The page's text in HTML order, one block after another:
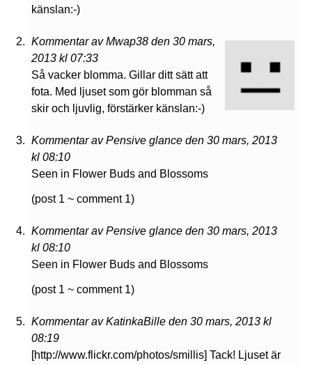
känslan:-)
Kommentar av Mwap38 den 30 mars,
2013 kl 07:33
Så vacker blomma. Gillar ditt sätt att
fota. Med ljuset som gör blomman så
skir och ljuvlig, förstärker känslan:-)
Kommentar av Pensive glance den 30 mars, 2013
kl 08:10
Seen in Flower Buds and Blossoms
(post 1 ~ comment 1)
Kommentar av Pensive glance den 30 mars, 2013
kl 08:10
Seen in Flower Buds and Blossoms
(post 1 ~ comment 1)
Kommentar av KatinkaBille den 30 mars, 2013 kl
08:19
[http://www.flickr.com/photos/smillis] Tack! Ljuset är